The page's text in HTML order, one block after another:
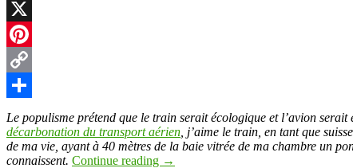
LinkedIn
X
Pinterest
Copy
Link
Partager
Le populisme prétend que le train serait écologique et l’avion
décarbonation du transport aérien , j’aime le train, en tant que
de ma vie, ayant à 40 mètres de la baie vitrée de ma chambre un
connaissent. Continue reading →